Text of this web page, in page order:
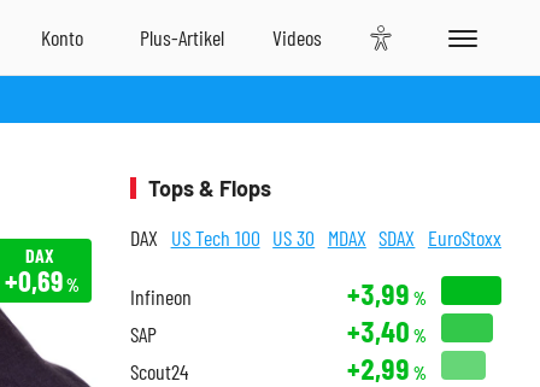
DAX
+0,69%
Tops & Flops
DAX US Tech 100 US 30 MDAX SDAX EuroStoxx
Infineon +3,99 %
SAP +3,40 %
Scout24 +2,99 %